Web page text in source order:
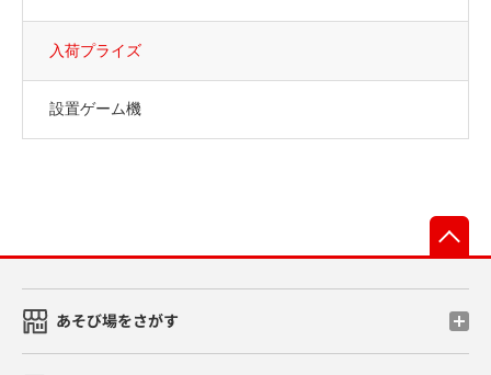
入荷プライズ
設置ゲーム機
あそび場をさがす